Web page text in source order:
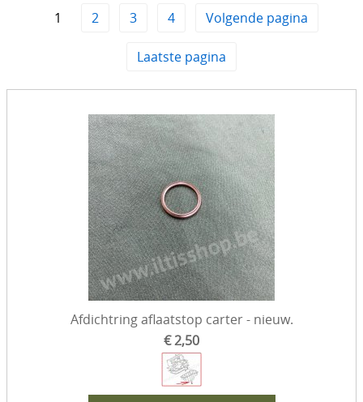
Interieur
Motorisch & toebehoren
Koelsysteem
Onderhoud
Remmen & toebehoren
Onderstel / Ophanging
Uitlaat & toebehoren
Stuurinrichting
Opbouw / extrieur
Toebehoren
1 2 3 4 Volgende pagina
Laatste pagina
Afdichtring aflaatstop carter - nieuw.
€ 2,50